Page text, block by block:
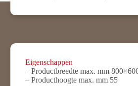
Eigenschappen
– Productbreedte max. mm
– Producthoogte max. mm 55